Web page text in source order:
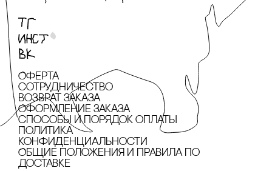
Оферта
сотрудничество
Возврат заказа
Оформление заказа
cпособы и порядок оплаты
Политика
конфиденциальности
Общие положения и правила по
доставке